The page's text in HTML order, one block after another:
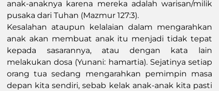
anak-anaknya karena mereka adalah warisan/milik
pusaka dari Tuhan (Mazmur 127:3).
Kesalahan ataupun kelalaian dalam mengarahkan
anak akan membuat anak itu menjadi tidak tepat
kepada sasarannya, atau dengan kata lain
melakukan dosa (Yunani: hamartia). Sejatinya setiap
orang tua sedang mengarahkan pemimpin masa
depan kita sendiri, sebab kelak anak-anak kita pasti